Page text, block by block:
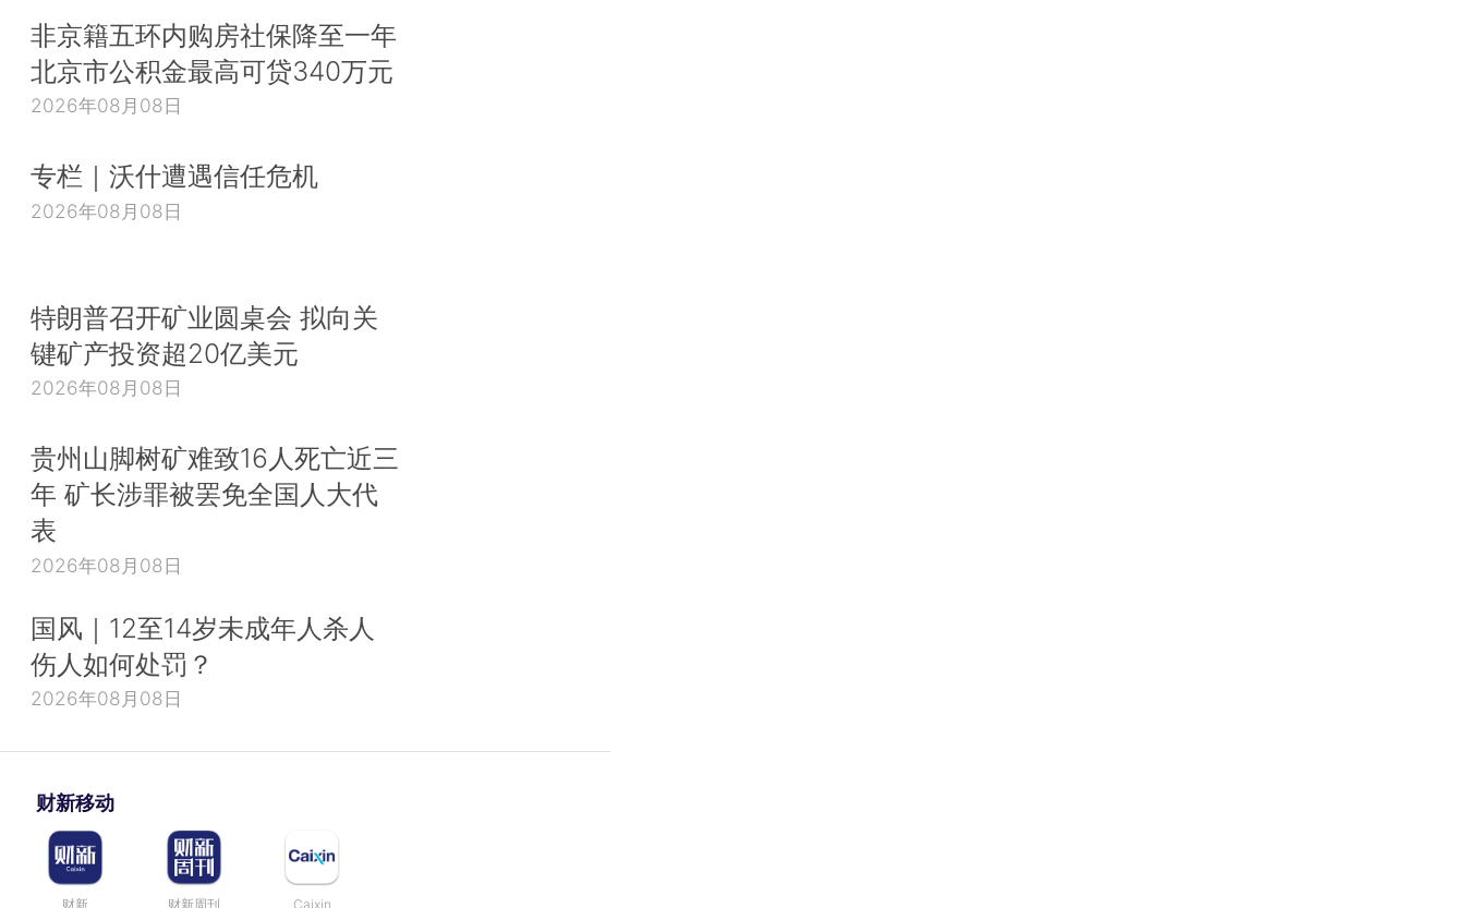
非京籍五环内购房社保降至一年
北京市公积金最高可贷340万元
2026年08月08日
专栏｜沃什遭遇信任危机
2026年08月08日
特朗普召开矿业圆桌会 拟向关
键矿产投资超20亿美元
2026年08月08日
贵州山脚树矿难致16人死亡近三
年 矿长涉罪被罢免全国人大代
表
2026年08月08日
国风｜12至14岁未成年人杀人
伤人如何处罚？
2026年08月08日
财新移动
财新 财新周刊 Caixin